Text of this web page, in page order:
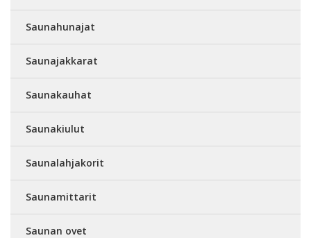
Saunahunajat
Saunajakkarat
Saunakauhat
Saunakiulut
Saunalahjakorit
Saunamittarit
Saunan ovet